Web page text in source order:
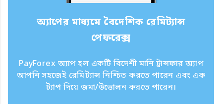
অ্যাপের মাধ্যমে বৈদেশিক রেমিট্যান্স
পেফরেক্স
PayForex অ্যাপ হল একটি বিদেশী মানি ট্রান্সফার অ্যাপ
আপনি সহজেই রেমিট্যান্স নিশ্চিত করতে পারেন এবং এক
ট্যাপ দিয়ে জমা/উত্তোলন করতে পারেন।